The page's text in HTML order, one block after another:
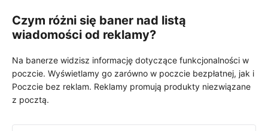
Czym różni się baner nad listą
wiadomości od reklamy?
Na banerze widzisz informację dotyczące funkcjonalności w
poczcie. Wyświetlamy go zarówno w poczcie bezpłatnej, jak i
Poczcie bez reklam. Reklamy promują produkty niezwiązane
z pocztą.